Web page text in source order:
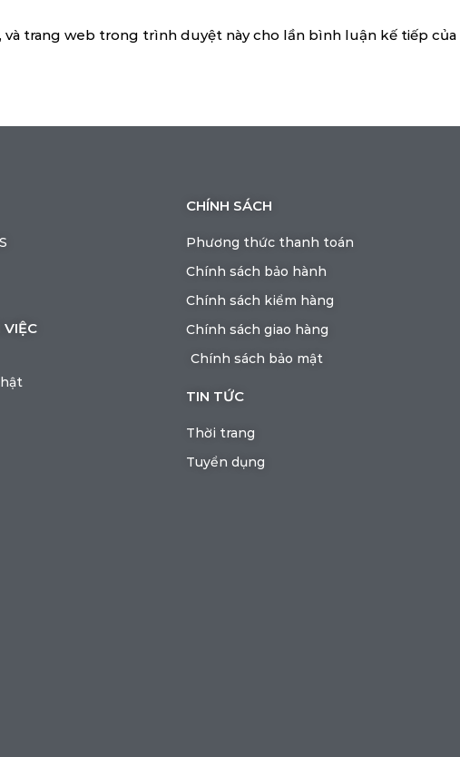
và trang web trong trình duyệt này cho lần bình luận kế tiếp của
VIỆC
CHÍNH SÁCH
Phương thức thanh toán
Chính sách bảo hành
Chính sách kiểm hàng
Chính sách giao hàng
Chính sách bảo mật
TIN TỨC
Thời trang
Tuyển dụng